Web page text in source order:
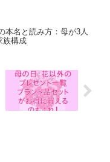
本名と読み方：母が3人
族構成